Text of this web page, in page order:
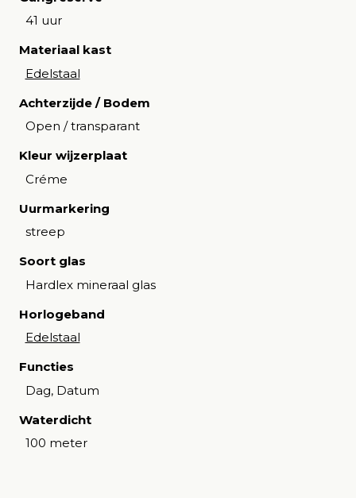
41 uur
Materiaal kast
Edelstaal
Achterzijde / Bodem
Open / transparant
Kleur wijzerplaat
Créme
Uurmarkering
streep
Soort glas
Hardlex mineraal glas
Horlogeband
Edelstaal
Functies
Dag, Datum
Waterdicht
100 meter